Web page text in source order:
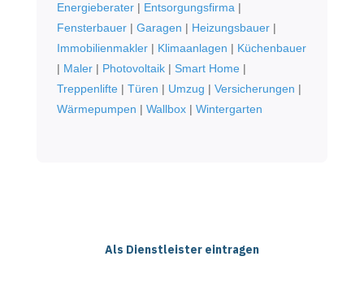
Energieberater| Entsorgungsfirma |
Fensterbauer| Garagen | Heizungsbauer|
Immobilienmakler| Klimaanlagen | Küchenbauer
| Maler| Photovoltaik| Smart Home|
Treppenlifte| Türen | Umzug | Versicherungen |
Wärmepumpen | Wallbox| Wintergarten
Als Dienstleister eintragen